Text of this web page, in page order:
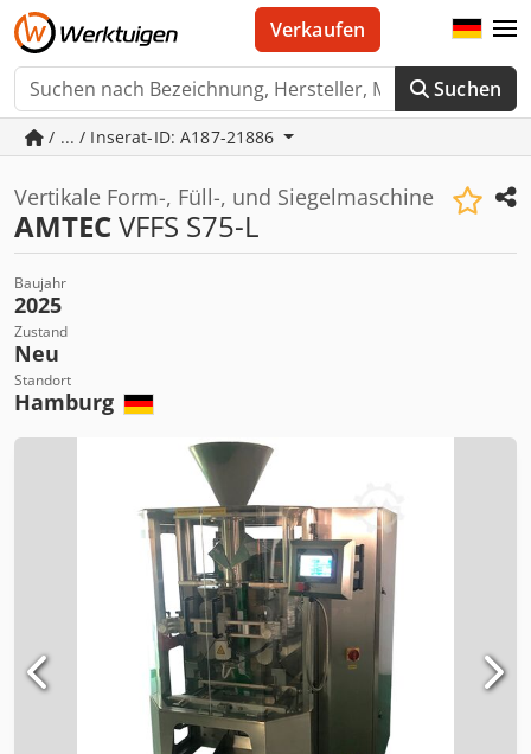
Suchen
Verkaufen
/ ... / Inserat-ID: A187-21886
Vertikale Form-, Füll-, und Siegelmaschine
AMTECVFFS S75-L
Baujahr
2025
Zustand
Neu
Standort
Hamburg